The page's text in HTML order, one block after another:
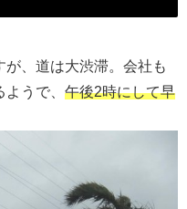
、道は大渋滞。会社も
うで、 午後2時にして早